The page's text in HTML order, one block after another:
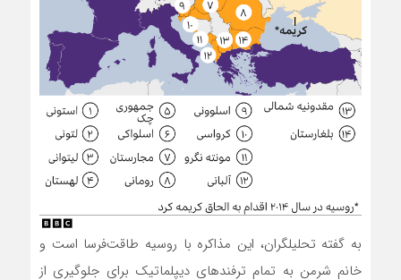
به گفته تحلیلگران، این مذاکره با روسیه طاقت‌فرسا است و
خانم شرمن به تمام ترفندهای دیپلماتیک برای جلوگیری از